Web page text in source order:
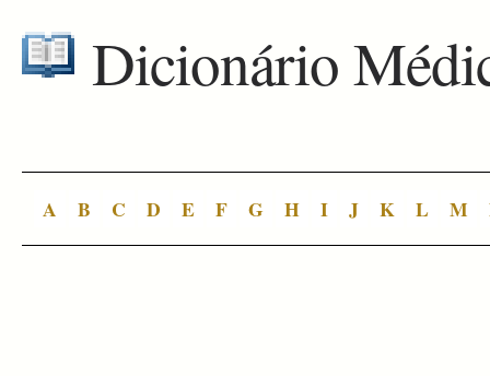
Dicionário
A B C D E F G H I J K L M